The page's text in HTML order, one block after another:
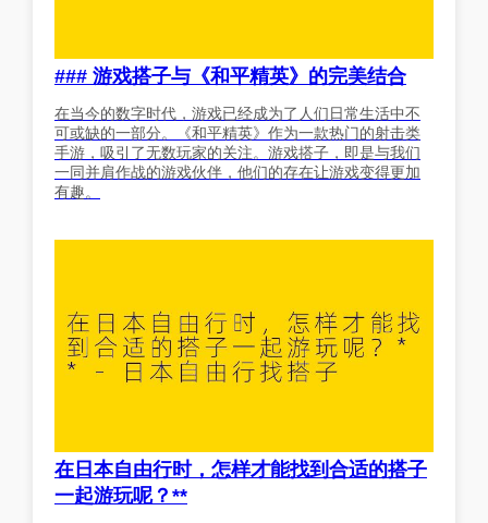
### 游戏搭子与《和平精英》的完美结合
在当今的数字时代，游戏已经成为了人们日常生活中不
可或缺的一部分。《和平精英》作为一款热门的射击类
手游，吸引了无数玩家的关注。游戏搭子，即是与我们
一同并肩作战的游戏伙伴，他们的存在让游戏变得更加
有趣。
在日本自由行时，怎样才能找到合适的搭子
一起游玩呢？**